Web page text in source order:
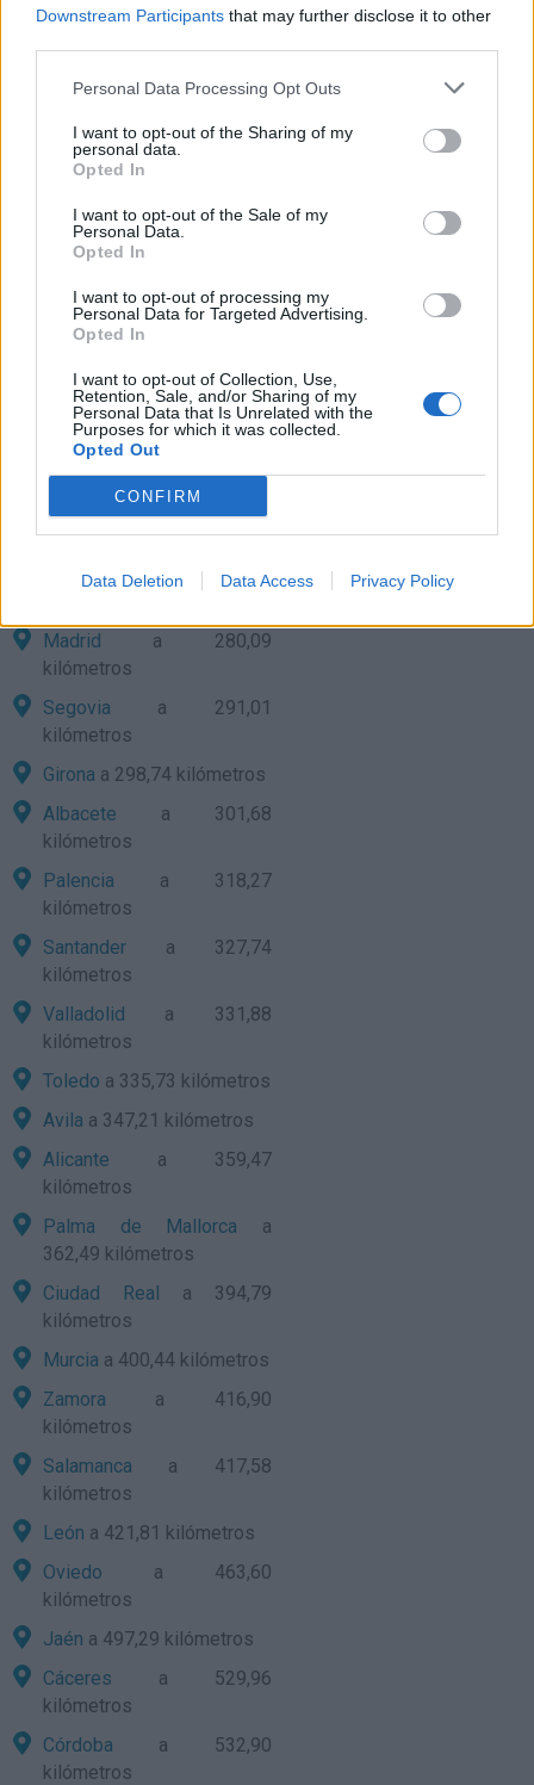
Downstream Participants that may further disclose it to other
Personal Data Processing Opt Outs
I want to opt-out of the Sharing of my
personal data.
Opted In
I want to opt-out of the Sale of my
Personal Data.
Opted In
I want to opt-out of processing my
Personal Data for Targeted Advertising.
Opted In
I want to opt-out of Collection, Use,
Retention, Sale, and/or Sharing of my
Personal Data that Is Unrelated with the
Purposes for which it was collected.
Opted Out
CONFIRM
Data Deletion Data Access Privacy Policy
Tarragonaa 173,00
kilómetros
Castellóna 185,94
kilómetros
Cuencaa 204,06
Vitoriaa 213,20 kilómetros
San Sebastián
kilómetros
Guadalajaraa 228,91
Valenciaa 235,70
kilómetros
kilómetros
Bilbaoa 259,40 kilómetros
Burgosa 259,42
Madrid a 280,09
kilómetros
Segovia a 291,01
kilómetros
Girona a 298,74 kilómetros
Albacete a 301,68
kilómetros
Palencia a 318,27
kilómetros
Santander a 327,74
kilómetros
Valladolid a 331,88
kilómetros
Toledo a 335,73 kilómetros
Avila a 347,21 kilómetros
Alicante a 359,47
kilómetros
Palma de Mallorca a
362,49 kilómetros
Ciudad Real a 394,79
kilómetros
Murcia a 400,44 kilómetros
Zamora a 416,90
kilómetros
Salamanca a 417,58
kilómetros
León a 421,81 kilómetros
Oviedo a 463,60
kilómetros
Jaén a 497,29 kilómetros
Cáceres a 529,96
kilómetros
Córdoba a 532,90
kilómetros